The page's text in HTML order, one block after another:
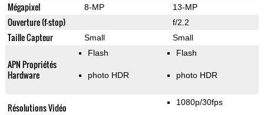
Mégapixel 8-MP 13-MP
Ouverture (f-stop) f/2.2
Taille Capteur Small Small
APN Propriétés
Hardware
Flash
photo HDR
Flash
photo HDR
Résolutions Vidéo 1080p/30fps